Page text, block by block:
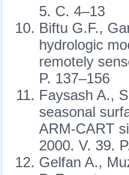
5. С. 4–13
Biftu G.F.,
hydrologic
remotely
P. 137–156
Faysash A.,
seasonal
ARM-CART
2000. V. 39.
Gelfan A.,